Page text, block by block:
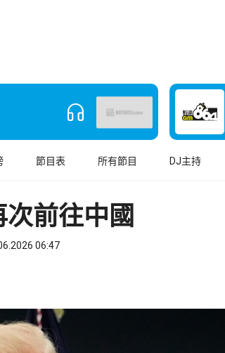
節目表 所有節目 DJ主持
前往中國
06:47